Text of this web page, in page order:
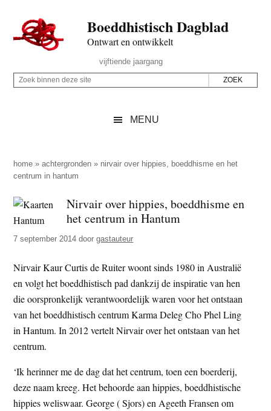
naar
de
inhoud
secondary
naar
de
sidebar
naar
de
Boeddhistisch Dagblad
Ontwart en ontwikkelt
Rechts
vijftiende jaargang
Z
p
d
e
z
e
i
t
e
Z
i
n
e
n
d
z
e
s
i
t
e
MENU
home »achtergronden » nirvair over hippies, boeddhisme en het
centrum in hantum
Nirvair over hippies, boeddhisme en
het centrum in Hantum
7 september 2014 doorgastauteur
Nirvair Kaur Curtis de Ruiter woont sinds 1980 in Australië
en volgt het boeddhistisch pad dankzij de inspiratie van hen
die oorspronkelijk verantwoordelijk waren voor het ontstaan
van het boeddhistisch centrum Karma Deleg Cho Phel Ling
in Hantum. In 2012 vertelt Nirvair over het ontstaan van het
centrum.
‘Ik herinner me de dag dat het centrum, toen een boerderij,
deze naam kreeg. Het behoorde aan hippies, boeddhistische
hippies weliswaar. George ( Sjors) en Ageeth Fransen om